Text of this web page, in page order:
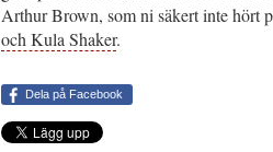
Arthur Brown, som ni säkert inte hört
och Kula Shaker.
Dela på Facebook